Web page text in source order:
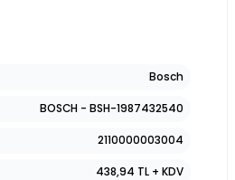
Bosch
BOSCH - BSH-1987432540
2110000003004
438,94 TL + KDV